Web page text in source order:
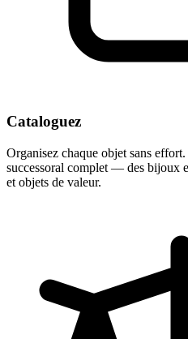
Cataloguez
Organisez chaque objet sans
successoral complet — des bijoux
et objets de valeur.